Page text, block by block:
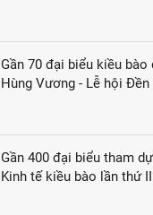
Gần 70 đại biểu kiều bào
Hùng Vương - Lễ hội Đền
Gần 400 đại biểu tham
Kinh tế kiều bào lần thứ